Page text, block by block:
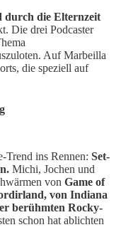
durch die Elternzeit
Die drei Podcaster
Auf Marbeilla
die speziell auf
Trend ins Rennen: Set-
Michi, Jochen und
von Game of
von Indiana
berühmten Rocky-
schon hat ablichten